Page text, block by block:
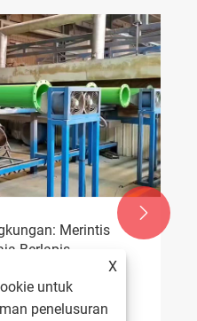
Pipa baja tahan
keselamatan proyek

X
untuk
penelusuran